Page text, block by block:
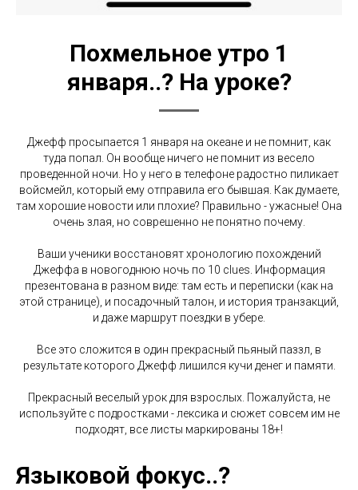
Похмельное утро 1
января..? На уроке?
Джефф просыпается 1 января на океане и не помнит, как
туда попал. Он вообще ничего не помнит из весело
проведенной ночи. Но у него в телефоне радостно пиликает
войсмейл, который ему отправила его бывшая. Как думаете,
там хорошие новости или плохие? Правильно - ужасные! Она
очень злая, но соврешенно не понятно почему.
Ваши ученики восстановят хронологию похождений
Джеффа в новогоднюю ночь по 10 clues. Информация
презентована в разном виде: там есть и переписки (как на
этой странице), и посадочный талон, и история транзакций,
и даже маршрут поездки в убере.
Все это сложится в один прекрасный пьяный паззл, в
результате которого Джефф лишился кучи денег и памяти.
Прекрасный веселый урок для взрослых. Пожалуйста, не
используйте с подростками - лексика и сюжет совсем им не
подходят, все листы маркированы 18+!
Языковой фокус..?